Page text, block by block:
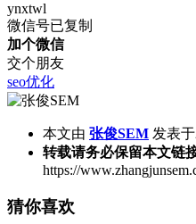
ynxtwl
微信号已复制
加个微信
交个朋友
seo优化
本文由 张俊SEM 发表于
转载请务必保留本文链
https://
猜你喜欢